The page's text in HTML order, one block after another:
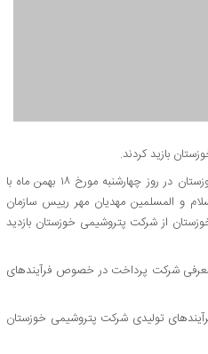
به نقل از روابط عمومی شرکت پتروشیمی خوزستان، ۱۵۰ نفر از دانش آموزان پسر نخبه استان خوزستان در روز چهارشنبه مورخ ۱۸ بهمن ماه با
و المسلمین مهدیان مهر رییس سازمان
از شرکت پتروشیمی خوزستان بازدید
شرکت پرداخت در خصوص فرآیندهای
تولیدی شرکت پتروشیمی خوزستان